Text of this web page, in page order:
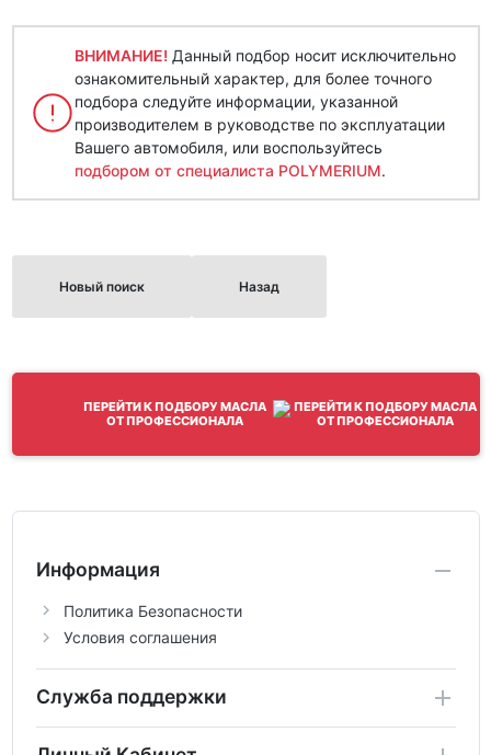
ВНИМАНИЕ! Данный подбор носит исключительно
ознакомительный характер, для более точного
подбора следуйте информации, указанной
производителем в руководстве по эксплуатации
Вашего автомобиля, или воспользуйтесь
подбором от специалиста POLYMERIUM.
Новый поиск Назад
ПЕРЕЙТИ К ПОДБОРУ МАСЛА
ОТ ПРОФЕССИОНАЛА
Информация
Политика Безопасности
Условия соглашения
Служба поддержки